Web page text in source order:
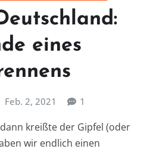
eines
Feb. 2, 2021 1
kreißte der Gipfel (oder
wir endlich einen